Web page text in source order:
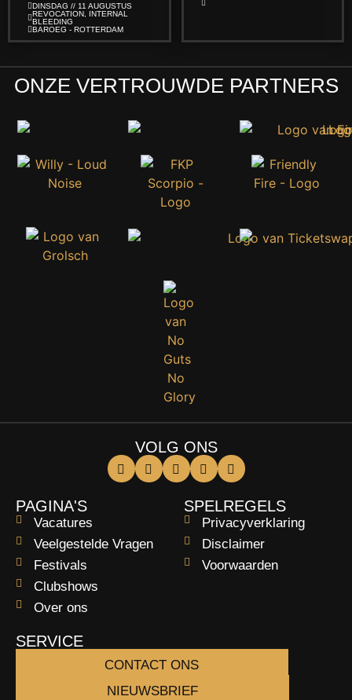
DINSDAG // 11 AUGUSTUS
REVOCATION, INTERNAL
BLEEDING
BAROEG - ROTTERDAM
ONZE VERTROUWDE PARTNERS
VOLG ONS
PAGINA'S
Vacatures
Veelgestelde Vragen
Festivals
Clubshows
Over ons
SPELREGELS
Privacyverklaring
Disclaimer
Voorwaarden
SERVICE
CONTACT ONS
NIEUWSBRIEF